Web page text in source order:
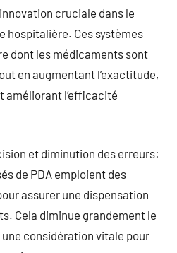
cruciale dans le
hospitalière. Ces systèmes
dont les médicaments sont
en augmentant l’exactitude,
améliorant l’efficacité
et diminution des erreurs:
de PDA emploient des
assurer une dispensation
Cela diminue grandement le
une considération vitale pour